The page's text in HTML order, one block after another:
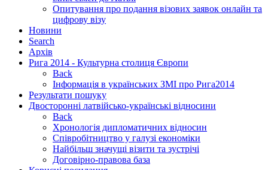
Опитування про подання візових заявок онлайн та
цифрову візу
Новини
Search
Aрхів
Рига 2014 - Культурна столиця Європи
Back
Інформація в українських ЗМІ про Рига2014
Результати пошуку
Двосторонні латвійсько-українські відносини
Back
Хронологія дипломатичних відносин
Співробітництво у галузі економіки
Найбільш значущі візити та зустрічі
Договірно-правова база